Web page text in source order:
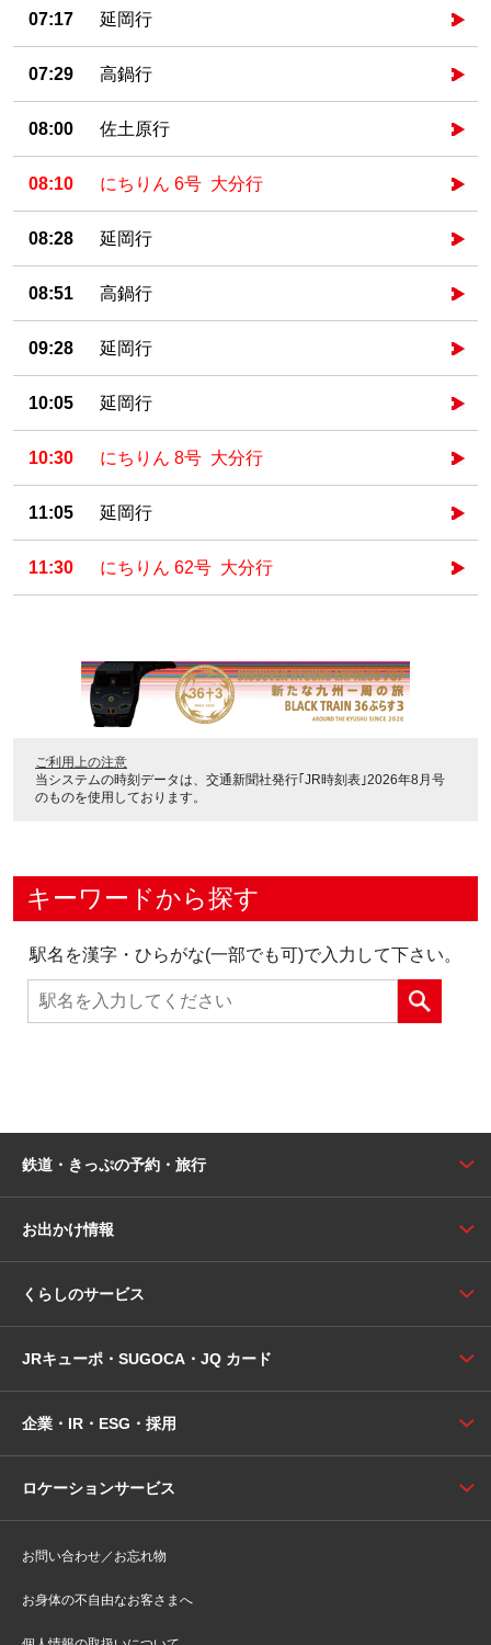
07:17 延岡行
07:29 高鍋行
08:00 佐土原行
08:10 にちりん 6号 大分行
08:28 延岡行
08:51 高鍋行
09:28 延岡行
10:05 延岡行
10:30 にちりん 8号 大分行
11:05 延岡行
11:30 にちりん 62号 大分行
ご利用上の注意
当システムの時刻データは、 交通新聞社発行｢JR時刻表｣2026年8月号
のものを使用しております。
キーワードから探す
駅名を漢字・ひらがな(一部でも可)で入力して下さい。
鉄道・きっぷの予約・旅行
お出かけ情報
くらしのサービス
JRキューポ・SUGOCA・JQ カード
企業・IR・ESG・採用
ロケーションサービス
お問い合わせ／お忘れ物
お身体の不自由なお客さまへ